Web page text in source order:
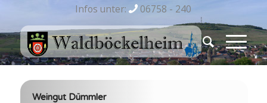
Infos unter: 06758 - 240
Weingut Dümmler